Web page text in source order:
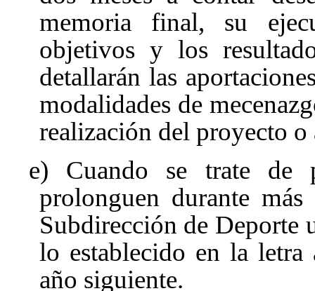
memoria final, su
objetivos y los
detallarán las
modalidades de
realización del proyecto
e) Cuando se trate de
prolonguen durante
Subdirección de Deporte
lo establecido en la
año siguiente.